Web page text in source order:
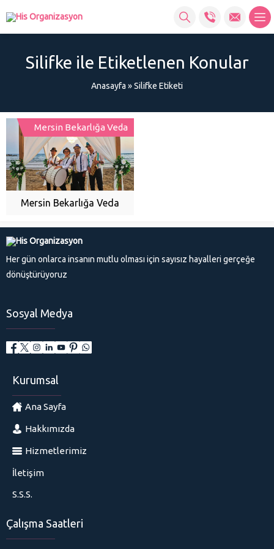
Silifke ile Etiketlenen Konular
Anasayfa »Silifke Etiketi
Mersin Bekarlığa Veda
Mersin Bekarlığa Veda
Her gün onlarca insanın mutlu olması için sayısız hayalleri gerçeğe
dönüştürüyoruz
Sosyal Medya
Kurumsal
Ana Sayfa
Hakkımızda
Hizmetlerimiz
İletişim
S.S.S.
Çalışma Saatleri